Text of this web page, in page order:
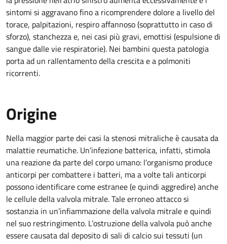
sintomi si aggravano fino a ricomprendere dolore a livello del
torace, palpitazioni, respiro affannoso (soprattutto in caso di
sforzo), stanchezza e, nei casi più gravi, emottisi (espulsione di
sangue dalle vie respiratorie). Nei bambini questa patologia
porta ad un rallentamento della crescita e a polmoniti
ricorrenti.
Origine
Nella maggior parte dei casi la stenosi mitraliche è causata da
malattie reumatiche. Un’infezione batterica, infatti, stimola
una reazione da parte del corpo umano: l’organismo produce
anticorpi per combattere i batteri, ma a volte tali anticorpi
possono identificare come estranee (e quindi aggredire) anche
le cellule della valvola mitrale. Tale erroneo attacco si
sostanzia in un’infiammazione della valvola mitrale e quindi
nel suo restringimento. L’ostruzione della valvola può anche
essere causata dal deposito di sali di calcio sui tessuti (un